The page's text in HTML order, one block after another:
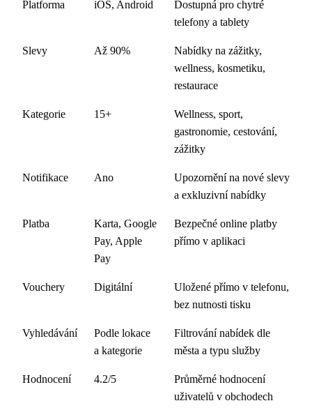
Platforma iOS, Android
Dostupná pro chytré
telefony a tablety
Slevy Až 90%
Nabídky na zážitky,
wellness, kosmetiku,
restaurace
Kategorie 15+
Wellness, sport,
gastronomie, cestování,
zážitky
Notifikace Ano
Upozornění na nové slevy
a exkluzivní nabídky
Platba
Karta, Google
Pay, Apple
Pay
Bezpečné online platby
přímo v aplikaci
Vouchery Digitální
Uložené přímo v telefonu,
bez nutnosti tisku
Vyhledávání
Podle lokace
a kategorie
Filtrování nabídek dle
města a typu služby
Hodnocení 4.2/5
Průměrné hodnocení
uživatelů v obchodech